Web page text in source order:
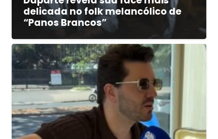
delicada no folk melancólico de
“Panos Brancos”